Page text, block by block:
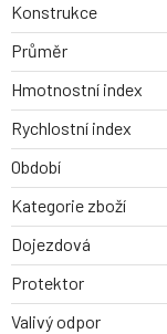
Konstrukce
Průměr
Hmotnostní index
Rychlostní index
Období
Kategorie zboží
Dojezdová
Protektor
Valivý odpor